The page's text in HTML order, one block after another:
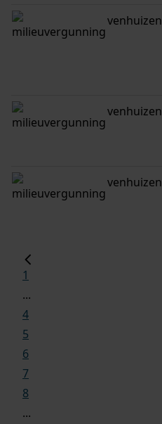
venhuizen
venhuizen
venhuizen
1
...
4
5
6
7
8
...